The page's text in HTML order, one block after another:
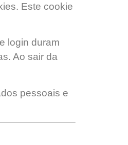
Este cookie
login duram
Ao sair da
pessoais e